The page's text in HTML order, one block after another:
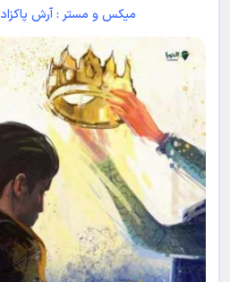
میکس و مستر : آرش پاکزاد